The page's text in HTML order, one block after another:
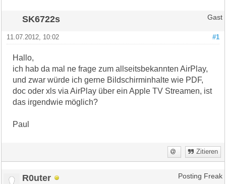
SK6722s Gast
#1
11.07.2012, 10:02
Hallo,
ich hab da mal ne frage zum allseitsbekannten AirPlay,
und zwar würde ich gerne Bildschirminhalte wie PDF,
doc oder xls via AirPlay über ein Apple TV Streamen, ist
das irgendwie möglich?
Paul
Zitieren
R0uter Posting Freak